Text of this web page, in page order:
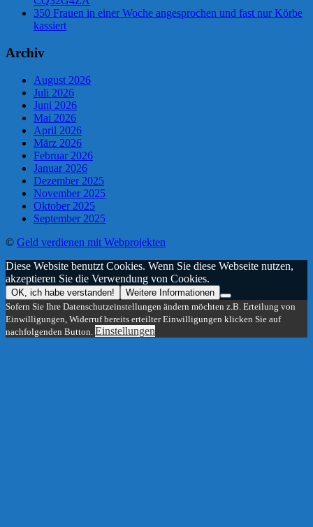
350 Frauen in einer Woche angesprochen und fast nur Körbe
kassiert
Archiv
August 2026
Juli 2026
Juni 2026
Mai 2026
April 2026
März 2026
Februar 2026
Januar 2026
Dezember 2025
November 2025
Oktober 2025
September 2025
© Geld verdienen mit Webprojekten
Diese Website benutzt Cookies. Wenn Sie diese Webseite nutzen,
akzeptieren Sie die Verwendung von Cookies.
OK, ich habe verstanden!
Weitere Informationen
Sofern Sie Ihre Datenschutzeinstellungen ändern möchten z.B. Erteilung von
Einwilligungen, Widerruf bereits erteilter Einwilligungen klicken Sie auf
nachfolgenden Button. Einstellungen